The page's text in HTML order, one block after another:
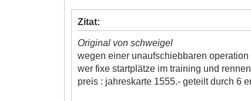
Zitat:
Original von schweigel
wegen einer unaufschiebbaren
wer fixe startplätze im training und
preis : jahreskarte 1555.- geteilt durch 6